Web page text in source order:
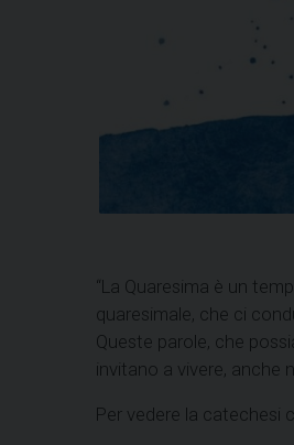
“La Quaresima è un
quaresimale, che ci
Queste parole, che
invitano a vivere, anche
Per vedere la catechesi